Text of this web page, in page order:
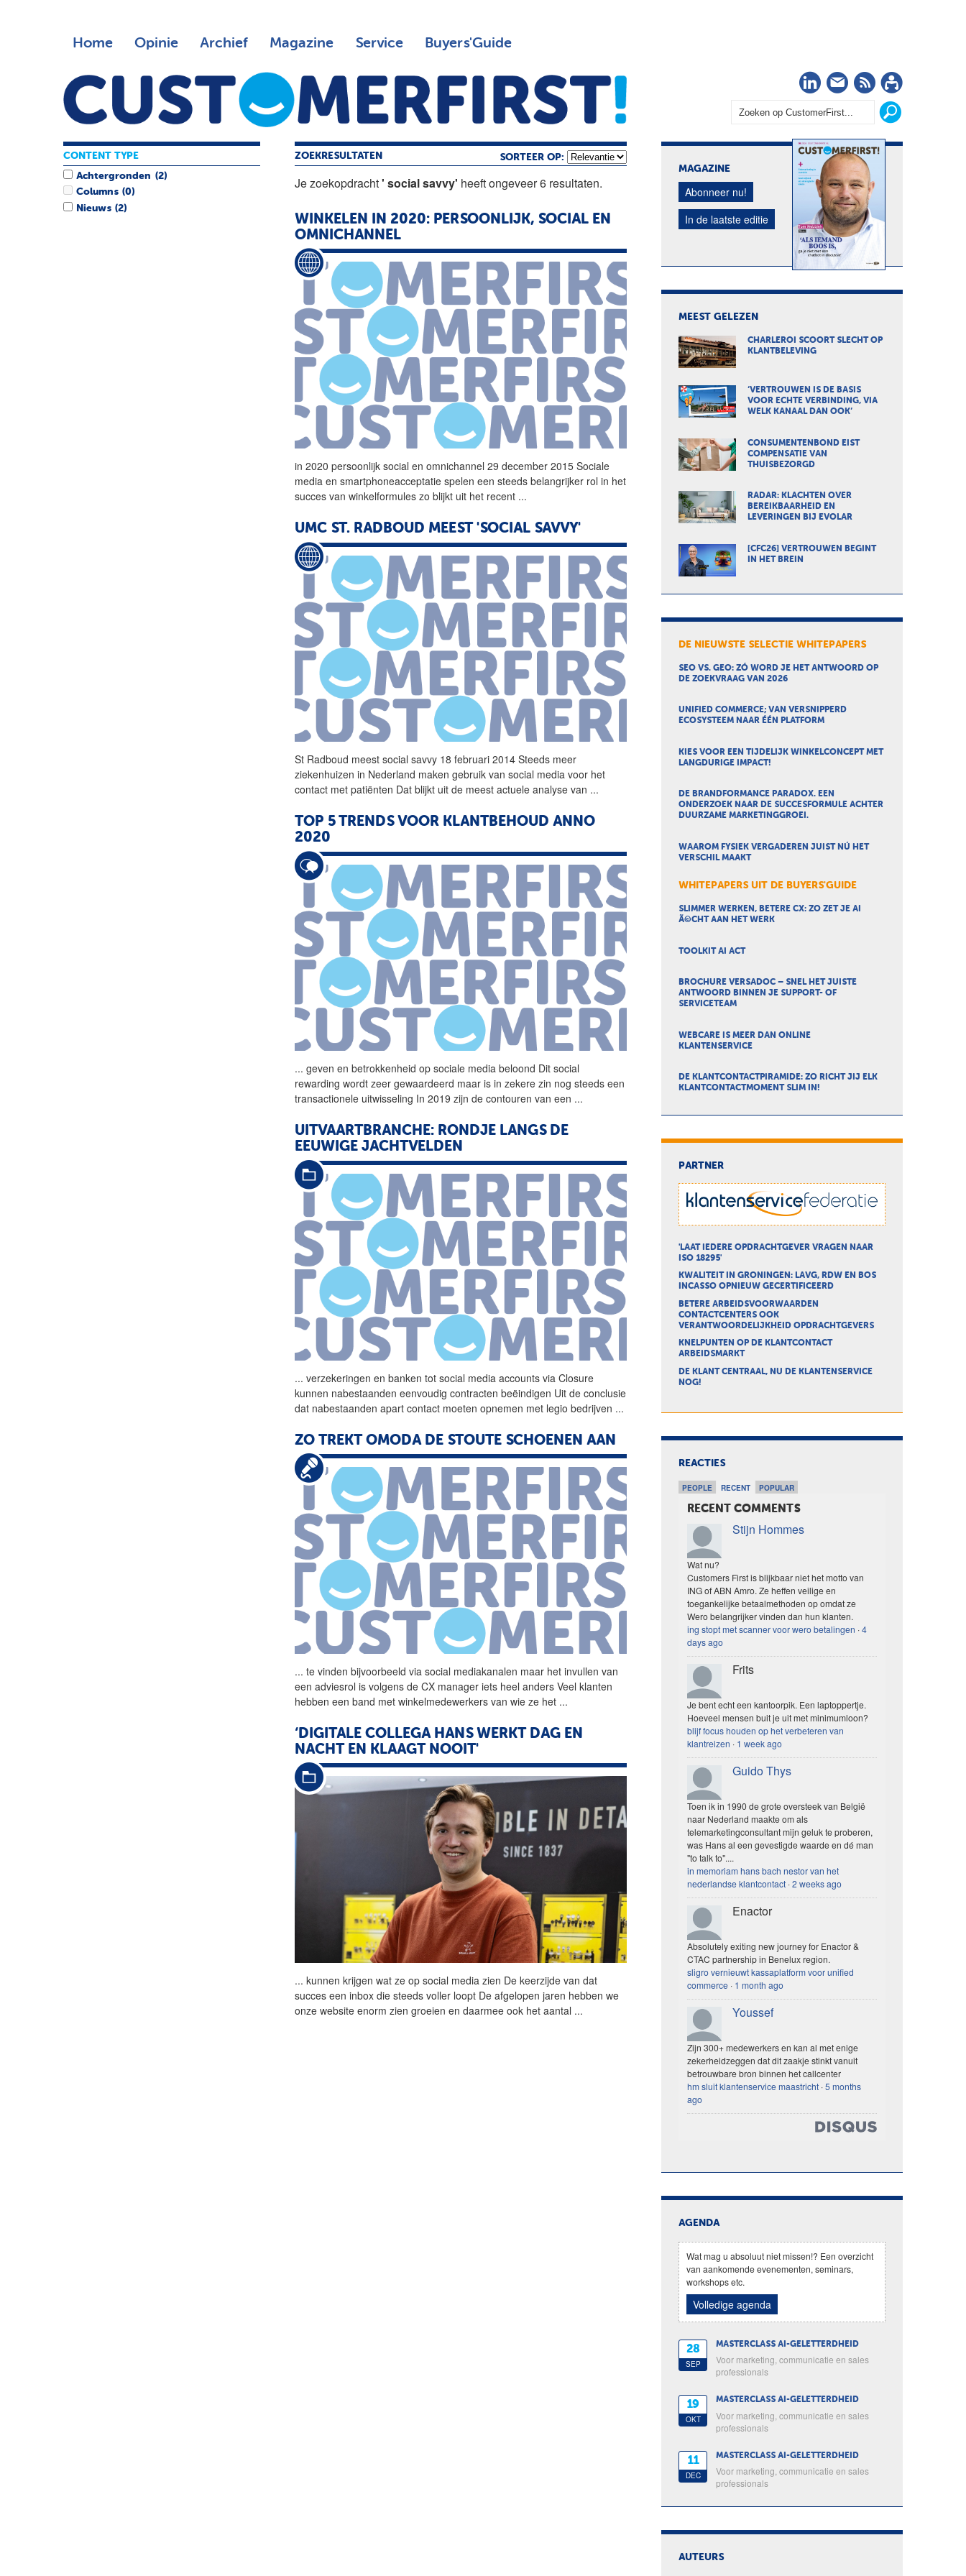
Home Opinie Archief Magazine Service Buyers'Guide
LinkedIn
Nieuwsbrief
RSS
ZOEKRESULTATEN SORTEER OP:
Je zoekopdracht' social savvy' heeft ongeveer 6 resultaten.
WINKELEN IN 2020: PERSOONLIJK, SOCIAL EN
OMNICHANNEL
in 2020 persoonlijksocial en omnichannel 29 december 2015 Sociale
media en smartphoneacceptatie spelen een steeds belangrijker rol in het
succes van winkelformules zo blijkt uit het recent ...
UMC ST. RADBOUD MEEST 'SOCIAL SAVVY'
St Radboud meestsocial savvy 18 februari 2014 Steeds meer
ziekenhuizen in Nederland maken gebruik vansocial media voor het
contact met patiënten Dat blijkt uit de meest actuele analyse van ...
TOP 5 TRENDS VOOR KLANTBEHOUD ANNO
2020
... geven en betrokkenheid op sociale media beloond Ditsocial
rewarding wordt zeer gewaardeerd maar is in zekere zin nog steeds een
transactionele uitwisseling In 2019 zijn de contouren van een ...
UITVAARTBRANCHE: RONDJE LANGS DE
EEUWIGE JACHTVELDEN
... verzekeringen en banken totsocial media accounts via Closure
kunnen nabestaanden eenvoudig contracten beëindigen Uit de conclusie
dat nabestaanden apart contact moeten opnemen met legio bedrijven ...
ZO TREKT OMODA DE STOUTE SCHOENEN AAN
... te vinden bijvoorbeeld viasocial mediakanalen maar het invullen van
een adviesrol is volgens de CX manager iets heel anders Veel klanten
hebben een band met winkelmedewerkers van wie ze het ...
‘DIGITALE COLLEGA HANS WERKT DAG EN
NACHT EN KLAAGT NOOIT'
... kunnen krijgen wat ze opsocial media zien De keerzijde van dat
succes een inbox die steeds voller loopt De afgelopen jaren hebben we
onze website enorm zien groeien en daarmee ook het aantal ...
CONTENT TYPE
Achtergronden (2)
Columns (0)
Nieuws (2)
MAGAZINE
Abonneer nu!
In de laatste editie
MEEST GELEZEN
CHARLEROI SCOORT SLECHT OP
KLANTBELEVING
‘VERTROUWEN IS DE BASIS
VOOR ECHTE VERBINDING, VIA
WELK KANAAL DAN OOK’
CONSUMENTENBOND EIST
COMPENSATIE VAN
THUISBEZORGD
RADAR: KLACHTEN OVER
BEREIKBAARHEID EN
LEVERINGEN BIJ EVOLAR
[CFC26] VERTROUWEN BEGINT
IN HET BREIN
DE NIEUWSTE SELECTIE WHITEPAPERS
SEO VS. GEO: ZÓ WORD JE HET ANTWOORD OP
DE ZOEKVRAAG VAN 2026
UNIFIED COMMERCE; VAN VERSNIPPERD
ECOSYSTEEM NAAR ÉÉN PLATFORM
KIES VOOR EEN TIJDELIJK WINKELCONCEPT MET
LANGDURIGE IMPACT!
DE BRANDFORMANCE PARADOX. EEN
ONDERZOEK NAAR DE SUCCESFORMULE ACHTER
DUURZAME MARKETINGGROEI.
WAAROM FYSIEK VERGADEREN JUIST NÚ HET
VERSCHIL MAAKT
WHITEPAPERS UIT DE BUYERS'GUIDE
SLIMMER WERKEN, BETERE CX: ZO ZET JE AI
Ã©CHT AAN HET WERK
TOOLKIT AI ACT
BROCHURE VERSADOC – SNEL HET JUISTE
ANTWOORD BINNEN JE SUPPORT- OF
SERVICETEAM
WEBCARE IS MEER DAN ONLINE
KLANTENSERVICE
DE KLANTCONTACTPIRAMIDE: ZO RICHT JIJ ELK
KLANTCONTACTMOMENT SLIM IN!
PARTNER
'LAAT IEDERE OPDRACHTGEVER VRAGEN NAAR
ISO 18295'
KWALITEIT IN GRONINGEN: LAVG, RDW EN BOS
INCASSO OPNIEUW GECERTIFICEERD
BETERE ARBEIDSVOORWAARDEN
CONTACTCENTERS OOK
VERANTWOORDELIJKHEID OPDRACHTGEVERS
KNELPUNTEN OP DE KLANTCONTACT
ARBEIDSMARKT
DE KLANT CENTRAAL, NU DE KLANTENSERVICE
NOG!
REACTIES
PEOPLE RECENT POPULAR
RECENT COMMENTS
Stijn Hommes
Wat nu?
Customers First is blijkbaar niet het motto van
ING of ABN Amro. Ze heffen veilige en
toegankelijke betaalmethoden op omdat ze
Wero belangrijker vinden dan hun klanten.
ing stopt met scanner voor wero betalingen ·4
days ago
Frits
Je bent echt een kantoorpik. Een laptoppertje.
Hoeveel mensen buit je uit met minimumloon?
blijf focus houden op het verbeteren van
klantreizen · 1 week ago
Guido Thys
Toen ik in 1990 de grote oversteek van België
naar Nederland maakte om als
telemarketingconsultant mijn geluk te proberen,
was Hans al een gevestigde waarde en dé man
"to talk to"....
in memoriam hans bach nestor van het
nederlandse klantcontact ·2 weeks ago
Enactor
Absolutely exiting new journey for Enactor &
CTAC partnership in Benelux region.
sligro vernieuwt kassaplatform voor unified
commerce · 1 month ago
Youssef
Zijn 300+ medewerkers en kan al met enige
zekerheidzeggen dat dit zaakje stinkt vanuit
betrouwbare bron binnen het callcenter
hm sluit klantenservice maastricht ·5 months
ago
AGENDA
Wat mag u absoluut niet missen!? Een overzicht
van aankomende evenementen, seminars,
workshops etc.
Volledige agenda
28
SEP
MASTERCLASS AI-GELETTERDHEID
Voor marketing, communicatie en sales
professionals
19
OKT
MASTERCLASS AI-GELETTERDHEID
Voor marketing, communicatie en sales
professionals
11
DEC
MASTERCLASS AI-GELETTERDHEID
Voor marketing, communicatie en sales
professionals
AUTEURS